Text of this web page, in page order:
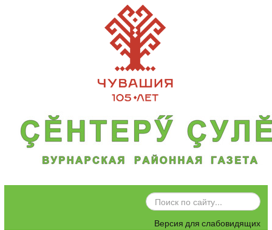
ИСКАТЬ...
Версия для слабовидящих